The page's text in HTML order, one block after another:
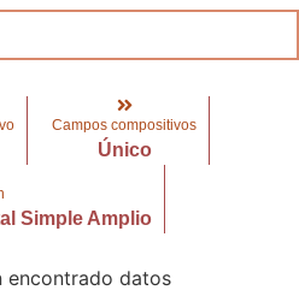
Campos compositivos
Único
Simple Amplio
encontrado datos